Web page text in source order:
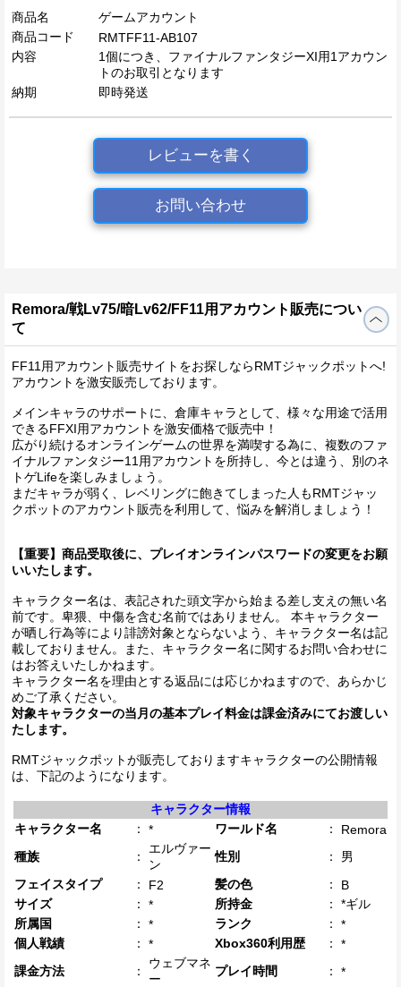
商品名
ゲームアカウント
商品コード
RMTFF11-AB107
内容
1個につき、ファイナルファンタジーXI用1アカウン
トのお取引となります
納期
即時発送
レビューを書く
お問い合わせ
Remora/戦Lv75/暗Lv62/FF11用アカウント販売につい
て
FF11用アカウント販売サイトをお探しならRMTジャックポットへ!
アカウントを激安販売しております。
メインキャラのサポートに、倉庫キャラとして、様々な用途で活用
できるFFXI用アカウントを激安価格で販売中！
広がり続けるオンラインゲームの世界を満喫する為に、複数のファ
イナルファンタジー11用アカウントを所持し、今とは違う、別のネ
トゲLifeを楽しみましょう。
まだキャラが弱く、レベリングに飽きてしまった人もRMTジャッ
クポットのアカウント販売を利用して、悩みを解消しましょう！
【重要】商品受取後に、プレイオンラインパスワードの変更をお願
いいたします。
キャラクター名は、表記された頭文字から始まる差し支えの無い名
前です。卑猥、中傷を含む名前ではありません。 本キャラクター
が晒し行為等により誹謗対象とならないよう、キャラクター名は記
載しておりません。また、キャラクター名に関するお問い合わせに
はお答えいたしかねます。
キャラクター名を理由とする返品には応じかねますので、あらかじ
めご了承ください。
対象キャラクターの当月の基本プレイ料金は課金済みにてお渡しい
たします。
RMTジャックポットが販売しておりますキャラクターの公開情報
は、下記のようになります。
キャラクター情報
キャラクター名
： * ワールド名 ：
Remora
種族
：
エルヴァー
ン
性別 ：
男
フェイスタイプ
： F2 髪の色 ：
B
サイズ
： * 所持金 ：
*ギル
所属国
： * ランク ：
*
個人戦績
： * Xbox360利用歴 ：
*
課金方法
：
ウェブマネ
ー
プレイ時間 ：
*